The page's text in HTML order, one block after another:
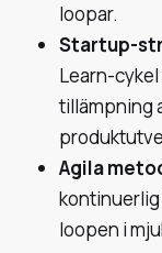
loopar.
Startup-
Learn-cykel
tillämpning
Agila
kontinuerlig
loopen i